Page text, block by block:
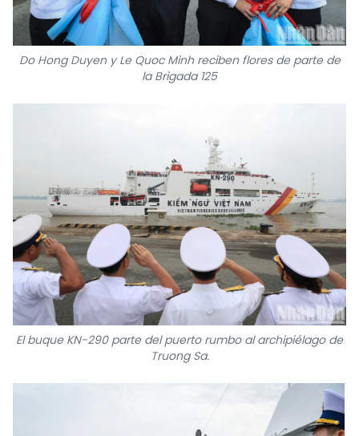
Do Hong Duyen y Le Quoc Minh reciben flores de parte de
la Brigada 125
El buque KN-290 parte del puerto rumbo al archipiélago de
Truong Sa.